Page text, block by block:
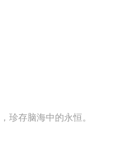
珍存脑海中的永恒。